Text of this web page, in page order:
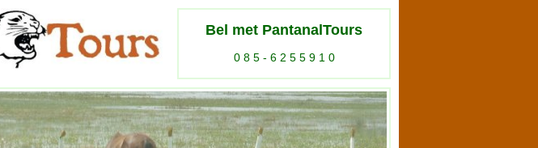
Bel met PantanalTours
0 8 5 - 6 2 5 5 9 1 0